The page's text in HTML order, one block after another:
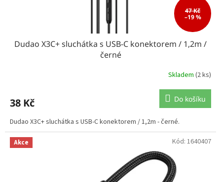
47 Kč
–19 %
Dudao X3C+ sluchátka s USB-C konektorem / 1,2m /
černé
Skladem (2 ks)
38 Kč Do košíku
Dudao X3C+ sluchátka s USB-C konektorem / 1,2m - černé.
Akce Kód: 1640407